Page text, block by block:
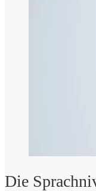
Die